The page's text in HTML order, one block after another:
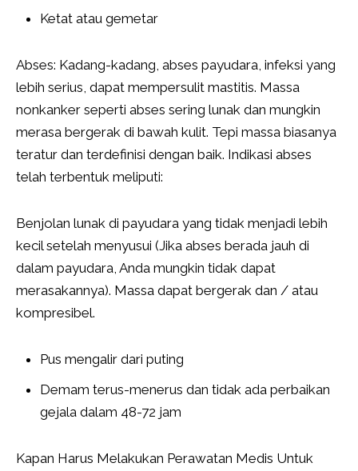
Ketat atau gemetar
Abses: Kadang-kadang, abses payudara, infeksi yang
lebih serius, dapat mempersulit mastitis. Massa
nonkanker seperti abses sering lunak dan mungkin
merasa bergerak di bawah kulit. Tepi massa biasanya
teratur dan terdefinisi dengan baik. Indikasi abses
telah terbentuk meliputi:
Benjolan lunak di payudara yang tidak menjadi lebih
kecil setelah menyusui (Jika abses berada jauh di
dalam payudara, Anda mungkin tidak dapat
merasakannya). Massa dapat bergerak dan / atau
kompresibel.
Pus mengalir dari puting
Demam terus-menerus dan tidak ada perbaikan
gejala dalam 48-72 jam
Kapan Harus Melakukan Perawatan Medis Untuk